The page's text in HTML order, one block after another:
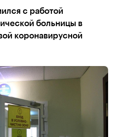
с работой
больницы в
коронавирусной